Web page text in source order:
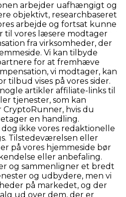
arbejder uafhængigt og
objektivt, researchbaseret
arbejde og fortsat kunne
til vores læsere modtager
fra virksomheder, der
Vi kan tilbyde
for at fremhæve
vi modtager, kan
tilbud vises på vores sider.
artikler affiliate-links til
tjenester, som kan
hvis du
en handling.
ikke vores redaktionelle
Tilstedeværelsen eller
på vores hjemmeside bør
eller anbefaling.
og sammenligner et bredt
og udbydere, men vi
på markedet, og der
ud over dem, der er